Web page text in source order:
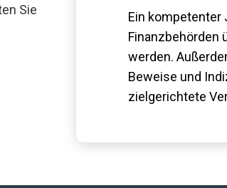
Sie
Ein kompetenter
Finanzbehörden
werden.
Beweise und
zielgerichtete